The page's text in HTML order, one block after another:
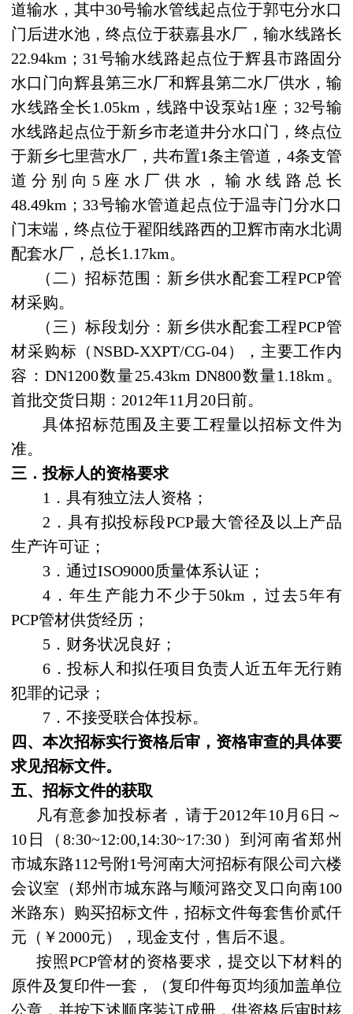
道输水，其中30号输水管线起点位于郭屯分水口
门后进水池，终点位于获嘉县水厂，输水线路长
22.94km ； 31号输水线路起点位于辉县市路固分
水口门向辉县第三水厂和辉县第二水厂供水，输
水线路全长1.05km ，线路中设泵站1 座； 32号输
水线路起点位于新乡市老道井分水口门，终点位
于新乡七里营水厂，共布置1条主管道， 4条支管
道分别向 5座水厂供水，输水线路总长
48.49km ； 33号输水管道起点位于温寺门分水口
门末端，终点位于翟阳线路西的卫辉市南水北调
配套水厂，总长1.17km。
（二）招标范围：新乡供水配套工程PCP管
材采购。
（三）标段划分：新乡供水配套工程PCP管
材采购标（NSBD-XXPT/CG-04），主要工作内
容：DN1200数量25.43km DN800数量1.18km 。
首批交货日期： 2012年11 月 20日前。
具体招标范围及主要工程量以招标文件为
准。
三．投标人的资格要求
1 ．具有独立法人资格；
2 ．具有拟投标段PCP最大管径及以上产品
生产许可证；
3 ．通过ISO9000质量体系认证；
4 ．年生产能力不少于50km ，过去5年有
PCP管材供货经历；
5 ．财务状况良好；
6 ．投标人和拟任项目负责人近五年无行贿
犯罪的记录；
7 ．不接受联合体投标。
四、本次招标实行资格后审，资格审查的具体要
求见招标文件。
五、招标文件的获取
凡有意参加投标者，请于2012年10月 6日 ～
10 日（ 8:30~12:00,14:30~17:30）到河南省郑州
市城东路112号附1号河南大河招标有限公司六楼
会议室（郑州市城东路与顺河路交叉口向南100
米路东）购买招标文件，招标文件每套售价贰仟
元（￥ 2000元），现金支付，售后不退。
按照PCP管材的资格要求，提交以下材料的
原件及复印件一套，（复印件每页均须加盖单位
公章，并按下述顺序装订成册，供资格后审时核